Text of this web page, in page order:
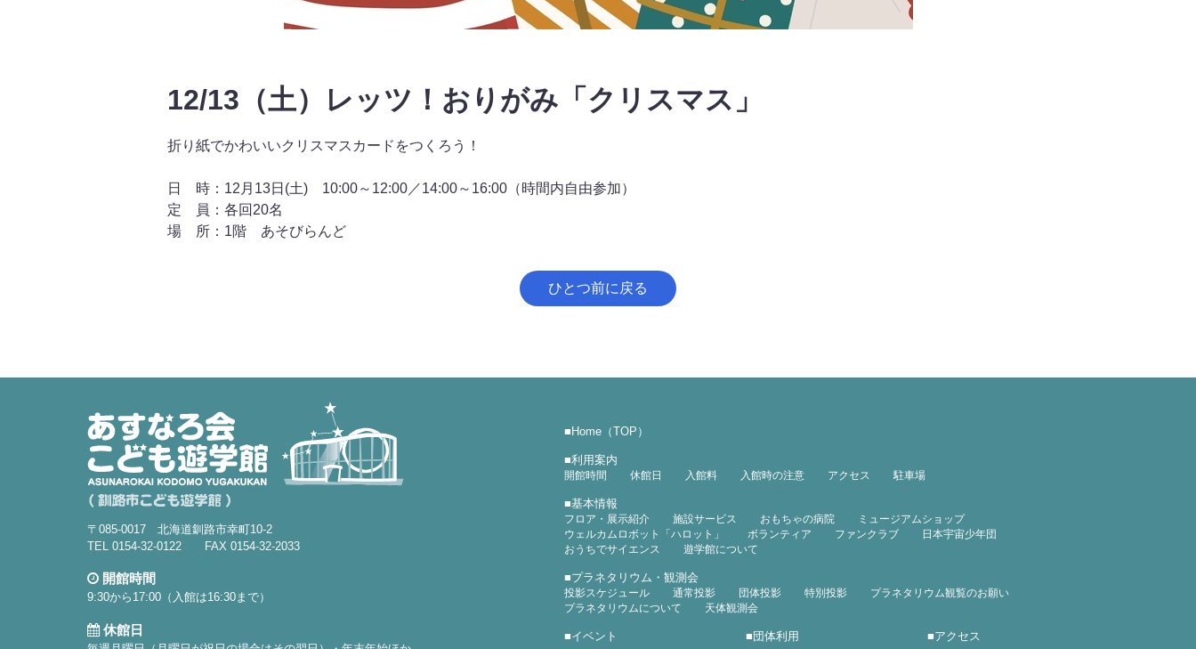
12/13（土）レッツ！おりがみ「クリスマス」
折り紙でかわいいクリスマスカードをつくろう！
日 時：12月13日(土) 10:00～12:00／14:00～16:00（時間内自由参加）
定 員：各回20名
場 所：1階 あそびらんど
ひとつ前に戻る
■ Home（TOP）
■利用案内
開館時間 休館日 入館料 入館時の注意 アクセス 駐車場
■基本情報
フロア・展示紹介 施設サービス おもちゃの病院
ミュージアムショップ
ウェルカムロボット「ハロット」
ボランティア ファンクラブ
日本宇宙少年団
おうちでサイエンス
遊学館について
■プラネタリウム・観測会
投影スケジュール 通常投影 団体投影 特別投影
プラネタリウム観覧のお願い
プラネタリウムについて
天体観測会
■イベント ■団体利用 ■アクセス
〒085-0017 北海道釧路市幸町10-2
TEL 0154-32-0122 FAX 0154-32-2033
開館時間
9:30から17:00（入館は16:30まで）
休館日